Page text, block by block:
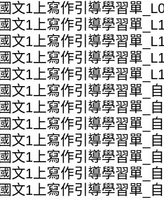
國文1上寫作引導學習單
國文1上寫作引導學習單
國文1上寫作引導學習單
國文1上寫作引導學習單
國文1上寫作引導學習單
國文1上寫作引導學習單_
國文1上寫作引導學習單_
國文1上寫作引導學習單_
國文1上寫作引導學習單_
國文1上寫作引導學習單_
國文1上寫作引導學習單_
國文1上寫作引導學習單_